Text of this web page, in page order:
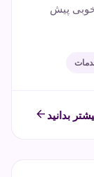
پیش
بدانید arrow_back